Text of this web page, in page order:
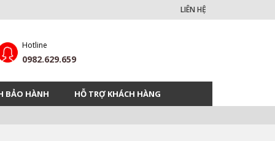
LIÊN HỆ
Hotline
0982.629.659
BẢO HÀNH HỖ TRỢ KHÁCH HÀNG